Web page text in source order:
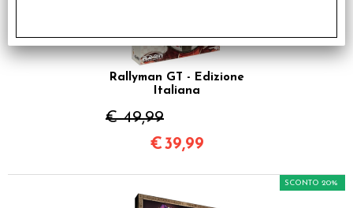
Rallyman GT - Edizione
Italiana
€ 49,99
€39,99
SCONTO 20%